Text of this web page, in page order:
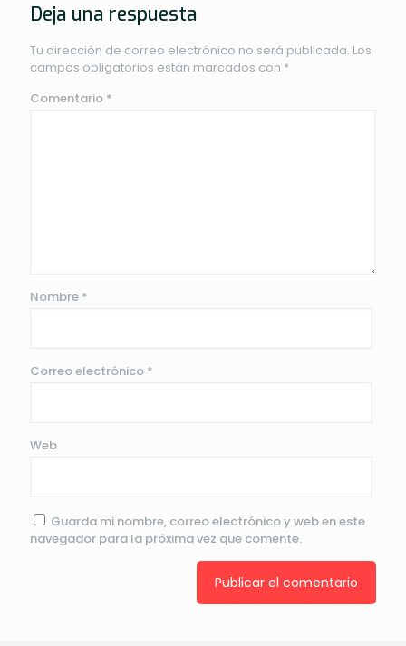
Deja una respuesta
Tu dirección de correo electrónico no será publicada. Los
campos obligatorios están marcados con *
Comentario *
Nombre *
Correo electrónico *
Web
Guarda mi nombre, correo electrónico y web en este
navegador para la próxima vez que comente.